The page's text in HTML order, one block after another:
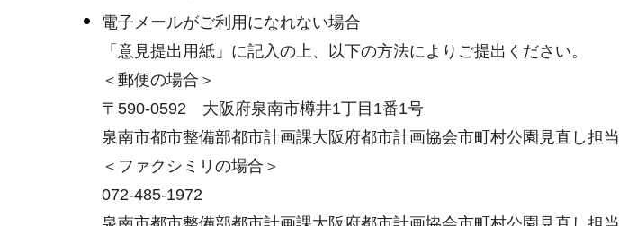
電子メールがご利用になれない場合
「意見提出用紙」に記入の上、以下の方法によりご提出ください。
＜郵便の場合＞
〒590-0592 大阪府泉南市樽井1丁目1番1号
泉南市都市整備部都市計画課大阪府都市計画協会市町村公園見直し担当
＜ファクシミリの場合＞
072-485-1972